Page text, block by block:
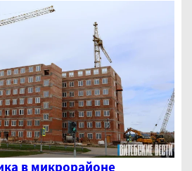
в микрорайоне